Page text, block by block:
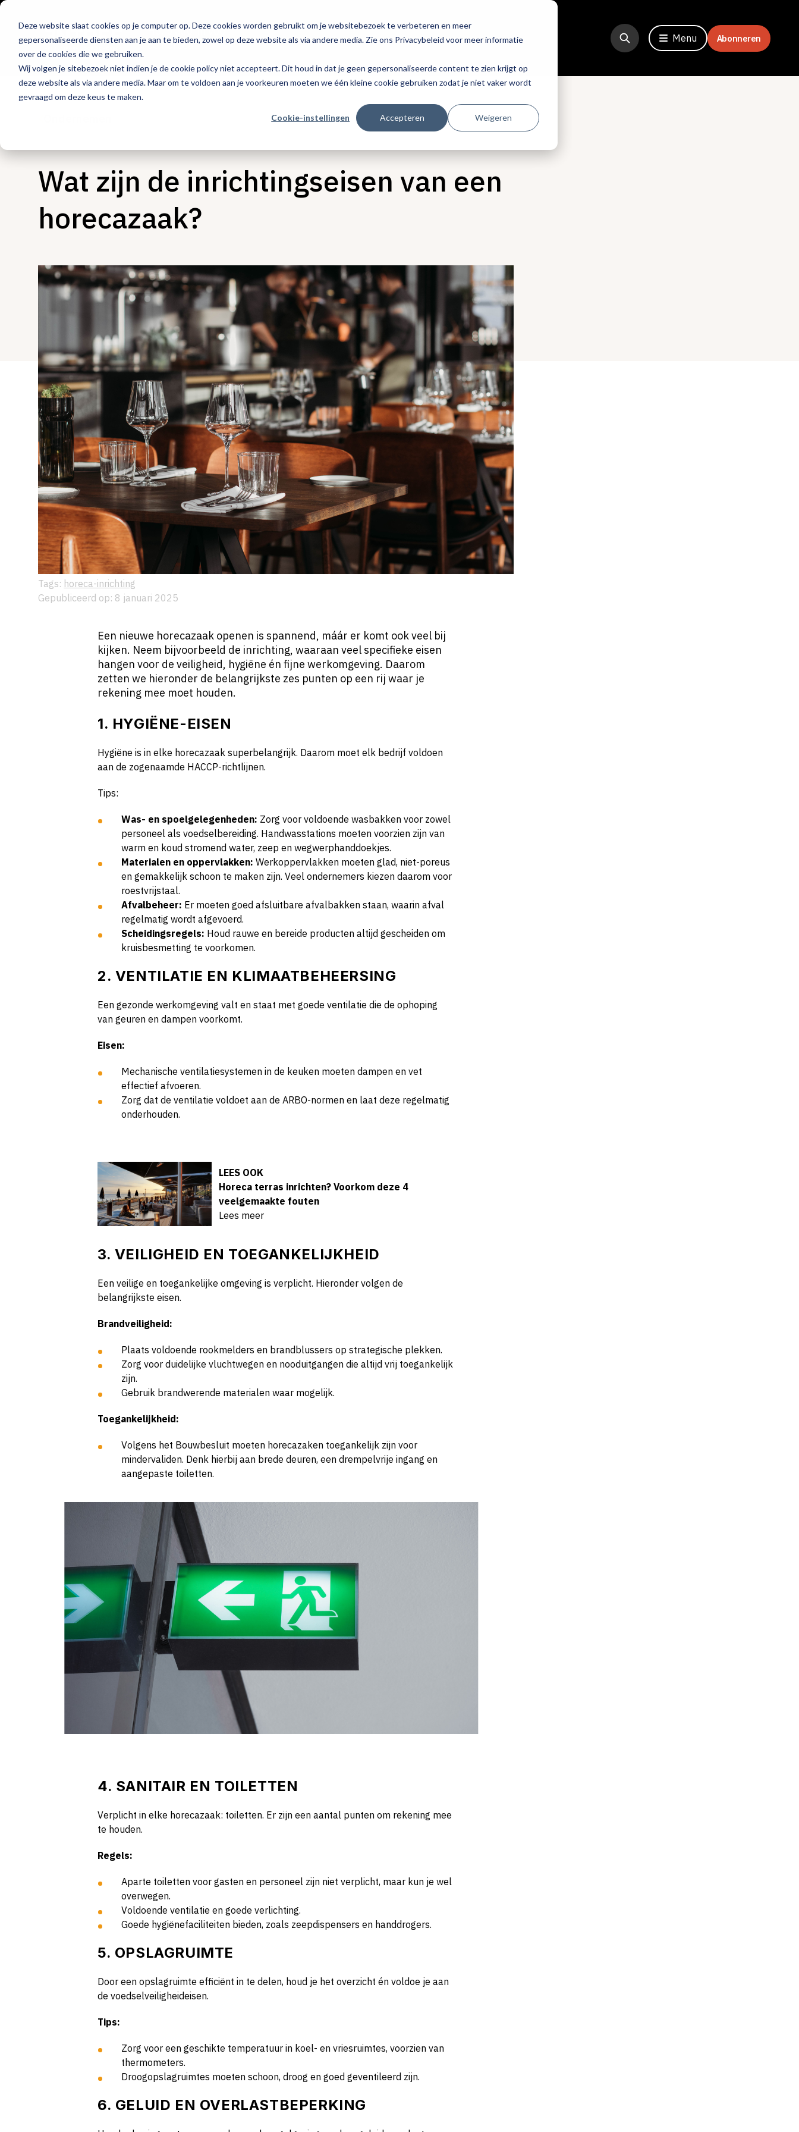
Deze website slaat cookies op je computer op. Deze cookies worden gebruikt om je websitebezoek te verbeteren en meer
gepersonaliseerde diensten aan je aan te bieden, zowel op deze website als via andere media. Zie ons Privacybeleid voor meer informatie
over de cookies die we gebruiken.
Wij volgen je sitebezoek niet indien je de cookie policy niet accepteert. Dit houd in dat je geen gepersonaliseerde content te zien krijgt op
deze website als via andere media. Maar om te voldoen aan je voorkeuren moeten we één kleine cookie gebruiken zodat je niet vaker wordt
gevraagd om deze keus te maken.
Cookie-instellingen Accepteren Weigeren
Hét platform voor
de horeca
Menu Abonneren
Wat zijn de inrichtingseisen van een
horecazaak?
Tags: horeca-inrichting
Gepubliceerd op: 8 januari 2025
Een nieuwe horecazaak openen is spannend, máár er komt ook veel bij
kijken. Neem bijvoorbeeld de inrichting, waaraan veel specifieke eisen
hangen voor de veiligheid, hygiëne én fijne werkomgeving. Daarom
zetten we hieronder de belangrijkste zes punten op een rij waar je
rekening mee moet houden.
1. HYGIËNE-EISEN
Hygiëne is in elke horecazaak superbelangrijk. Daarom moet elk bedrijf voldoen
aan de zogenaamde HACCP-richtlijnen.
Tips:
Was- en spoelgelegenheden: Zorg voor voldoende wasbakken voor zowel
personeel als voedselbereiding. Handwasstations moeten voorzien zijn van
warm en koud stromend water, zeep en wegwerphanddoekjes.
Materialen en oppervlakken: Werkoppervlakken moeten glad, niet-poreus
en gemakkelijk schoon te maken zijn. Veel ondernemers kiezen daarom voor
roestvrijstaal.
Afvalbeheer: Er moeten goed afsluitbare afvalbakken staan, waarin afval
regelmatig wordt afgevoerd.
Scheidingsregels: Houd rauwe en bereide producten altijd gescheiden om
kruisbesmetting te voorkomen.
2. VENTILATIE EN KLIMAATBEHEERSING
Een gezonde werkomgeving valt en staat met goede ventilatie die de ophoping
van geuren en dampen voorkomt.
Eisen:
Mechanische ventilatiesystemen in de keuken moeten dampen en vet
effectief afvoeren.
Zorg dat de ventilatie voldoet aan de ARBO-normen en laat deze regelmatig
onderhouden.
LEES OOK
Horeca terras inrichten? Voorkom deze 4
veelgemaakte fouten
Lees meer
3. VEILIGHEID EN TOEGANKELIJKHEID
Een veilige en toegankelijke omgeving is verplicht. Hieronder volgen de
belangrijkste eisen.
Brandveiligheid:
Plaats voldoende rookmelders en brandblussers op strategische plekken.
Zorg voor duidelijke vluchtwegen en nooduitgangen die altijd vrij toegankelijk
zijn.
Gebruik brandwerende materialen waar mogelijk.
Toegankelijkheid:
Volgens het Bouwbesluit moeten horecazaken toegankelijk zijn voor
mindervaliden. Denk hierbij aan brede deuren, een drempelvrije ingang en
aangepaste toiletten.
4. SANITAIR EN TOILETTEN
Verplicht in elke horecazaak: toiletten. Er zijn een aantal punten om rekening mee
te houden.
Regels:
Aparte toiletten voor gasten en personeel zijn niet verplicht, maar kun je wel
overwegen.
Voldoende ventilatie en goede verlichting.
Goede hygiënefaciliteiten bieden, zoals zeepdispensers en handdrogers.
5. OPSLAGRUIMTE
Door een opslagruimte efficiënt in te delen, houd je het overzicht én voldoe je aan
de voedselveiligheideisen.
Tips:
Zorg voor een geschikte temperatuur in koel- en vriesruimtes, voorzien van
thermometers.
Droogopslagruimtes moeten schoon, droog en goed geventileerd zijn.
6. GELUID EN OVERLASTBEPERKING